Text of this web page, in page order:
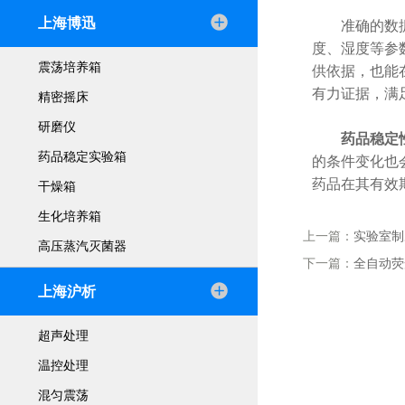
上海博迅
震荡培养箱
精密摇床
研磨仪
药品稳定实验箱
干燥箱
生化培养箱
高压蒸汽灭菌器
上海沪析
超声处理
温控处理
混匀震荡
准确的数
度、湿度等参
供依据，也能
有力证据，满
药品稳定
的条件变化也
药品在其有效
上一篇： 实验室
下一篇： 全自动